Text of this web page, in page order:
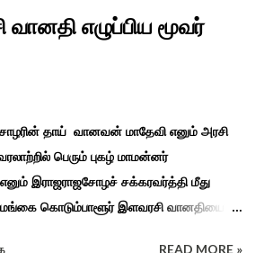
வானதி எழுப்பிய மூவர்
தாய் வானவன் மாதேவி எனும் அரசி
பெரும் புகழ் மாமன்னர்
இராஜராஜசோழச் சக்கரவர்த்தி மீது
கொடும்பாளூர் இளவரசி வானதியை
READ MORE »